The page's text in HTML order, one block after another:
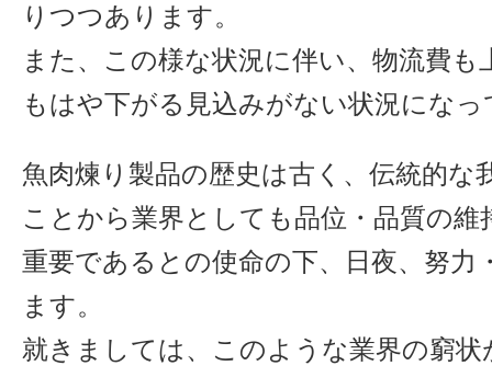
りつつあります。
また、この様な状況に伴い、物流費
もはや下がる見込みがない状況にな
魚肉煉り製品の歴史は古く、伝統的な
ことから業界としても品位・品質の維
重要であるとの使命の下、日夜、努力
ます。
就きましては、このような業界の窮